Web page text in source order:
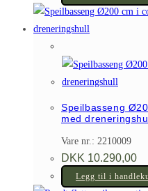
Speilbasseng
med
Vare nr.: 2210009
DKK 10.290,00
Legg til i